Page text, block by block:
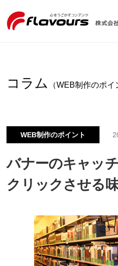
コラム （WEB制作のポイ
WEB制作のポイント
バナーのキャッ
クリックさせる